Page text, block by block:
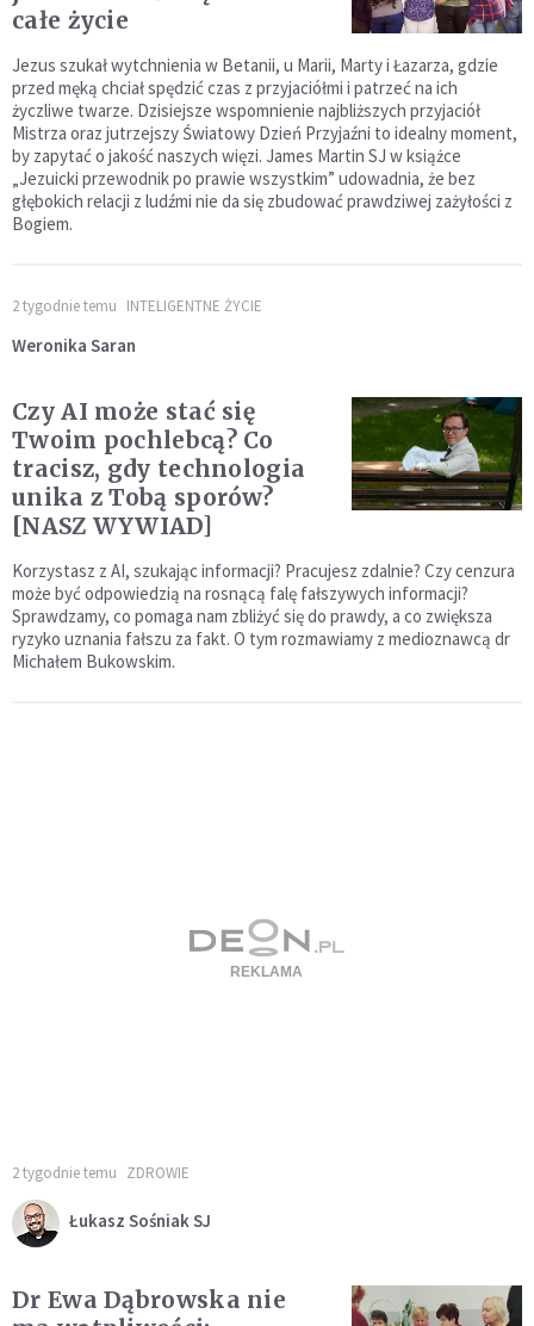
całe życie
Jezus szukał wytchnienia w Betanii, u Marii, Marty i Łazarza, gdzie
przed męką chciał spędzić czas z przyjaciółmi i patrzeć na ich
życzliwe twarze. Dzisiejsze wspomnienie najbliższych przyjaciół
Mistrza oraz jutrzejszy Światowy Dzień Przyjaźni to idealny moment,
by zapytać o jakość naszych więzi. James Martin SJ w książce
„Jezuicki przewodnik po prawie wszystkim” udowadnia, że bez
głębokich relacji z ludźmi nie da się zbudować prawdziwej zażyłości z
Bogiem.
2 tygodnie temu INTELIGENTNE ŻYCIE
Weronika Saran
Czy AI może stać się
Twoim pochlebcą? Co
tracisz, gdy technologia
unika z Tobą sporów?
[NASZ WYWIAD]
Korzystasz z AI, szukając informacji? Pracujesz zdalnie? Czy cenzura
może być odpowiedzią na rosnącą falę fałszywych informacji?
Sprawdzamy, co pomaga nam zbliżyć się do prawdy, a co zwiększa
ryzyko uznania fałszu za fakt. O tym rozmawiamy z medioznawcą dr
Michałem Bukowskim.
2 tygodnie temu ZDROWIE
Łukasz Sośniak SJ
Dr Ewa Dąbrowska nie